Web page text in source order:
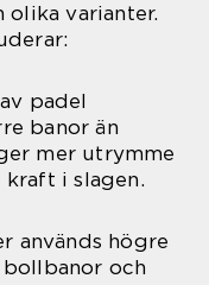
olika varianter.
padel
banor än
mer utrymme
kraft i slagen.
används högre
och